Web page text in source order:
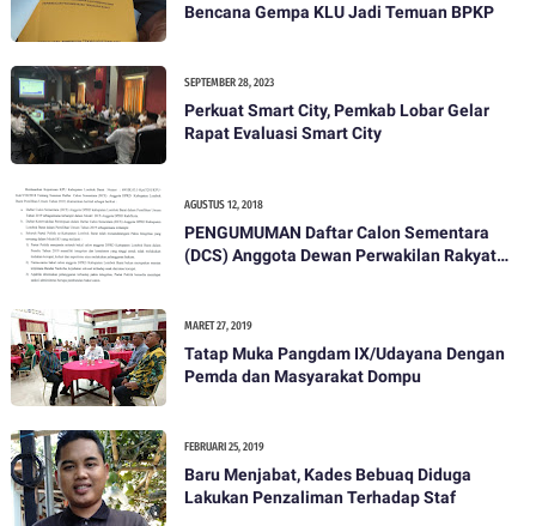
Bencana Gempa KLU Jadi Temuan BPKP
SEPTEMBER 28, 2023
Perkuat Smart City, Pemkab Lobar Gelar
Rapat Evaluasi Smart City
AGUSTUS 12, 2018
PENGUMUMAN Daftar Calon Sementara
(DCS) Anggota Dewan Perwakilan Rakyat
MARET 27, 2019
Tatap Muka Pangdam IX/Udayana Dengan
Pemda dan Masyarakat Dompu
FEBRUARI 25, 2019
Baru Menjabat, Kades Bebuaq Diduga
Lakukan Penzaliman Terhadap Staf